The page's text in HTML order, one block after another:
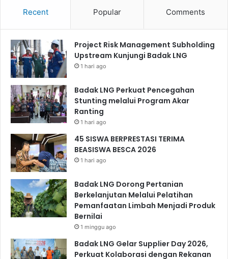
Recent Popular Comments
Project Risk Management Subholding
Upstream Kunjungi Badak LNG
1 hari ago
Badak LNG Perkuat Pencegahan
Stunting melalui Program Akar
Ranting
1 hari ago
45 SISWA BERPRESTASI TERIMA
BEASISWA BESCA 2026
1 hari ago
Badak LNG Dorong Pertanian
Berkelanjutan Melalui Pelatihan
Pemanfaatan Limbah Menjadi Produk
Bernilai
1 minggu ago
Badak LNG Gelar Supplier Day 2026,
Perkuat Kolaborasi dengan Rekanan